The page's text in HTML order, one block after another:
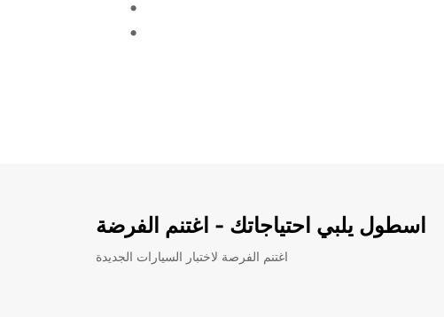
اسطول يلبي احتياجاتك - اغتنم الفرضة
اغتنم الفرصة لاختبار السيارات الجديدة